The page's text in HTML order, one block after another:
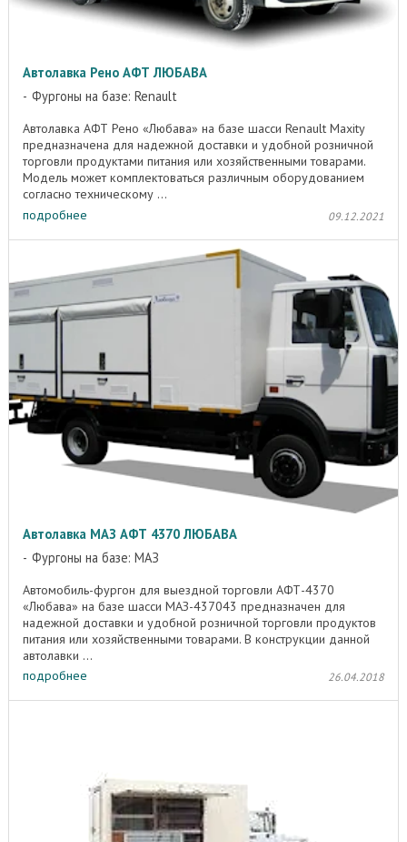
Автолавка Рено АФТ ЛЮБАВА
Фургоны на базе: Renault
Автолавка АФТ Рено «Любава» на базе шасси Renault Maxity
предназначена для надежной доставки и удобной розничной
торговли продуктами питания или хозяйственными товарами.
Модель может комплектоваться различным оборудованием
согласно техническому ...
подробнее
09.12.2021
Автолавка МАЗ АФТ 4370 ЛЮБАВА
Фургоны на базе: МАЗ
Автомобиль-фургон для выездной торговли АФТ-4370
«Любава» на базе шасси МАЗ-437043 предназначен для
надежной доставки и удобной розничной торговли продуктов
питания или хозяйственными товарами. В конструкции данной
автолавки ...
подробнее
26.04.2018